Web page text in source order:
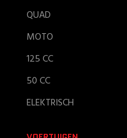
QUAD
MOTO
125 CC
50 CC
ELEKTRISCH